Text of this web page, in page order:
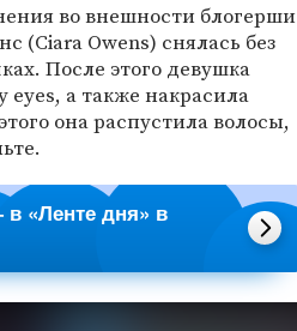
во внешности блогерши
(Ciara Owens) снялась без
После этого девушка
а также накрасила
она распустила волосы,
«Ленте дня» в